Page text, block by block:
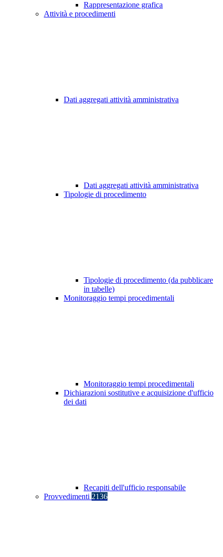
Rappresentazione grafica
Attività e procedimenti
Dati aggregati attività amministrativa
Dati aggregati attività amministrativa
Tipologie di procedimento
Tipologie di procedimento (da pubblicare
in tabelle)
Monitoraggio tempi procedimentali
Monitoraggio tempi procedimentali
Dichiarazioni sostitutive e acquisizione d'ufficio
dei dati
Recapiti dell'ufficio responsabile
Provvedimenti 2136